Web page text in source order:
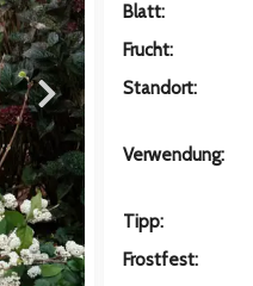
Zum nächsten Bild
Blatt:
Frucht:
Standort:
Verwendung:
Tipp:
Frostfest: